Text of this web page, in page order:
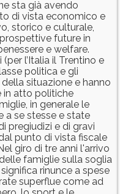
sta già avendo
di vista economico e
storico e culturale,
future in
e welfare.
l’Italia il Trentino e
politica e gli
situazione e hanno
in atto politiche
in generale le
a se stesse e state
pregiudizi e di gravi
punto di vista fiscale
giro di tre anni l'arrivo
famiglie sulla soglia
rinunce a spese
superflue come ad